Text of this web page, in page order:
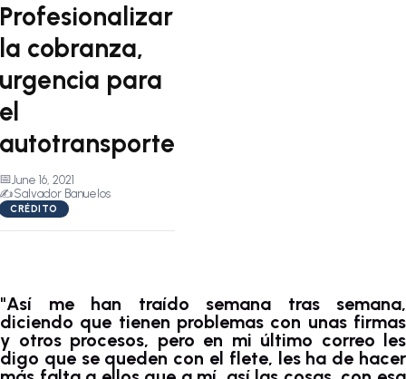
📅June 16, 2021
✍️Salvador Banuelos
CRÉDITO
Profesionalizar
la cobranza,
urgencia para
el
autotransporte
"Así me han traído semana tras semana,
diciendo que tienen problemas con unas firmas
y otros procesos, pero en mi último correo les
digo que se queden con el flete, les ha de hacer